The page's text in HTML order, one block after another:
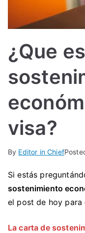
¿Que
visa?
By Editor in Chief
Si estás
sostenimiento
el post de hoy para
La carta de